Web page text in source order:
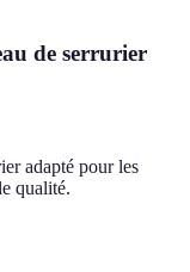
de serrurier
adapté pour les
qualité.